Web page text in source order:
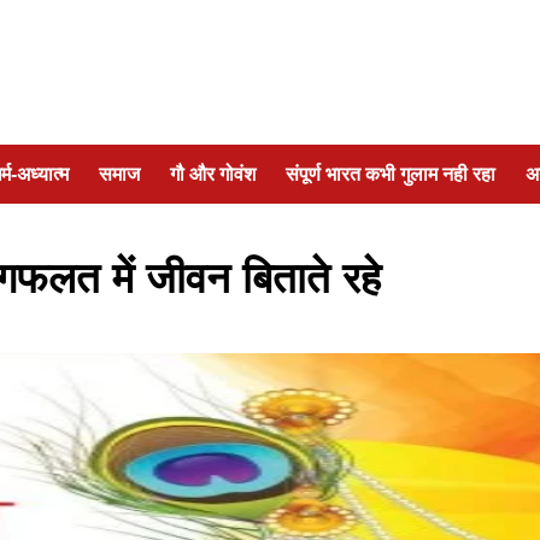
अध्यात्म समाज गौ और गोवंश संपूर्ण भारत कभी गुलाम नही रहा
में जीवन बिताते रहे